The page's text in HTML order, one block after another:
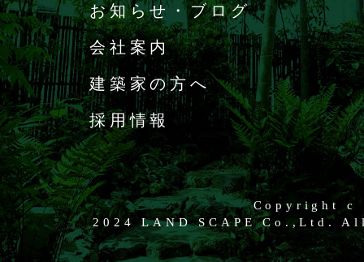
お知らせ・ブログ
会社案内
建築家の方へ
採用情報
Copyright c
2024 LAND SCAPE Co.,Ltd.